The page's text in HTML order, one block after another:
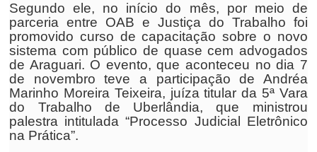
Segundo ele, no início do mês, por meio de
parceria entre OAB e Justiça do Trabalho foi
promovido curso de capacitação sobre o novo
sistema com público de quase cem advogados
de Araguari. O evento, que aconteceu no dia 7
de novembro teve a participação de Andréa
Marinho Moreira Teixeira, juíza titular da 5ª Vara
do Trabalho de Uberlândia, que ministrou
palestra intitulada “Processo Judicial Eletrônico
na Prática”.